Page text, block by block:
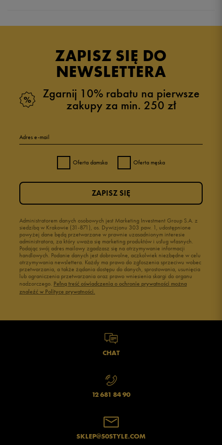
ZAPISZ SIĘ DO
NEWSLETTERA
Zgarnij 10% rabatu na pierwsze
zakupy za min. 250 zł
Adres e-mail
Oferta damska Oferta męska
Administratorem danych osobowych jest Marketing Investment Group S.A. z
siedzibą w Krakowie (31-871), os. Dywizjonu 303 paw. 1, udostępnione
powyżej dane będą przetwarzane w prawnie uzasadnionym interesie
administratora, za który uważa się marketing produktów i usług własnych.
Podając swój adres mailowy zgadzasz się na otrzymywanie informacji
handlowych. Podanie danych jest dobrowolne, aczkolwiek niezbędne w celu
otrzymywania newslettera. Każdy ma prawo do zgłoszenia sprzeciwu wobec
przetwarzania, a także żądania dostępu do danych, sprostowania, usunięcia
lub ograniczenia przetwarzania oraz prawo wniesienia skargi do organu
nadzorczego. Pełną treść oświadczenia o ochronie prywatności można
znaleźć w Polityce prywatności.
ZAPISZ SIĘ
CHAT
12 681 84 90
SKLEP@50STYLE.COM